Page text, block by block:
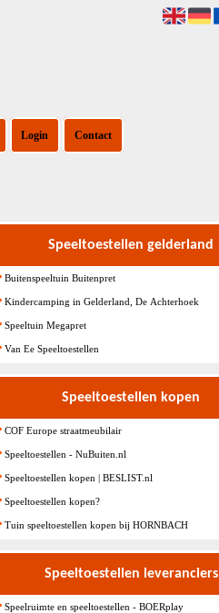
Login Contact
Speeltoestellen gelderland
Buitenspeeltuin Buitenpret
Kindercamping in Gelderland, De Achterhoek
Speeltuin Megapret
Van Ee Speeltoestellen
Speeltoestellen kopen
COF Europe straatmeubilair
Speeltoestellen - NuBuiten.nl
Speeltoestellen kopen | BESLIST.nl
Speeltoestellen kopen?
Tuin speeltoestellen kopen bij HORNBACH
Speeltoestellen leveranciers
Speelruimte en speeltoestellen - BOERplay